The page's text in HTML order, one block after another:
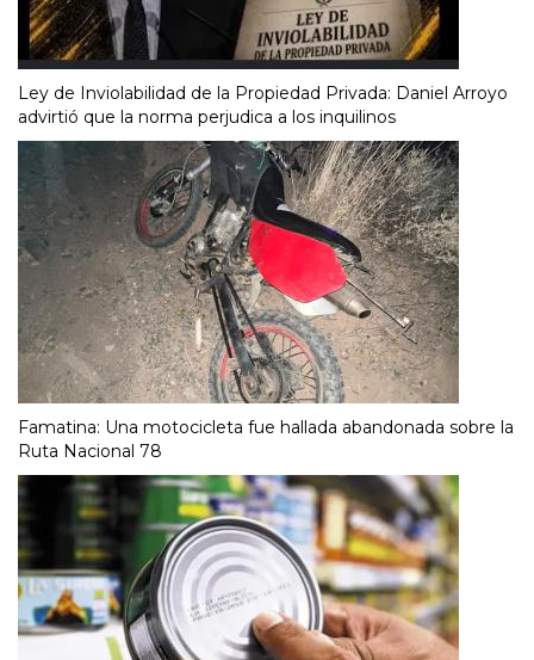
Ley de Inviolabilidad de la Propiedad Privada: Daniel Arroyo
advirtió que la norma perjudica a los inquilinos
Famatina: Una motocicleta fue hallada abandonada sobre la
Ruta Nacional 78